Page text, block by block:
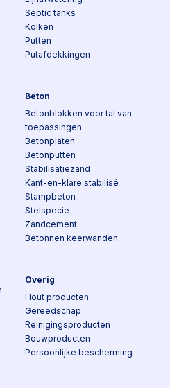
Septic tanks
Kolken
Putten
Putafdekkingen
Beton
Betonblokken voor tal van
toepassingen
Betonplaten
Betonputten
Stabilisatiezand
Kant-en-klare stabilisé
Stampbeton
Stelspecie
Zandcement
Betonnen keerwanden
Overig
Hout producten
Gereedschap
Reinigingsproducten
Bouwproducten
Persoonlijke bescherming